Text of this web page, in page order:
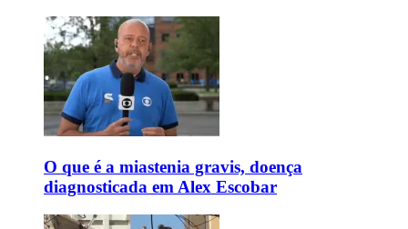
O que é a miastenia gravis, doença
diagnosticada em Alex Escobar